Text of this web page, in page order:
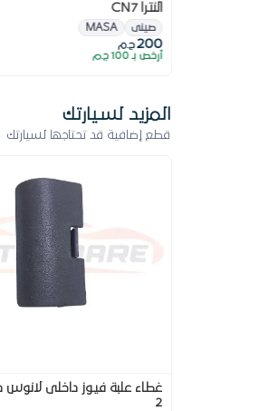
النترا CN7
صينى MASA
200 ج.م
أرخص بـ 100 ج.م
المزيد لسيارتك
قطع إضافية قد تحتاجها لسيارتك
غطاء علبة فيوز داخلى لانوس
2